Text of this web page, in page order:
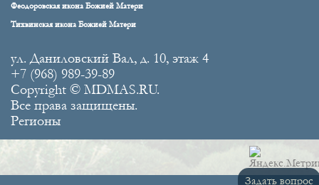
Задать вопрос
Феодоровская икона Божией Матери
Тихвинская икона Божией Матери
ул. Даниловский Вал, д. 10, этаж 4
+7 (968) 989-39-89
Copyright © MDMAS.RU.
Все права защищены.
Регионы